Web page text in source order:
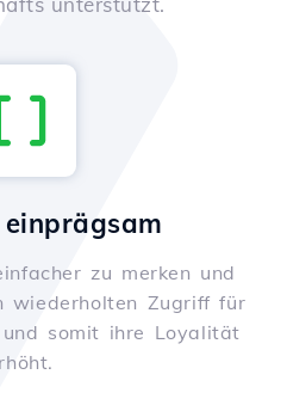
zu merken und
wiederholten Zugriff für
somit ihre Loyalität